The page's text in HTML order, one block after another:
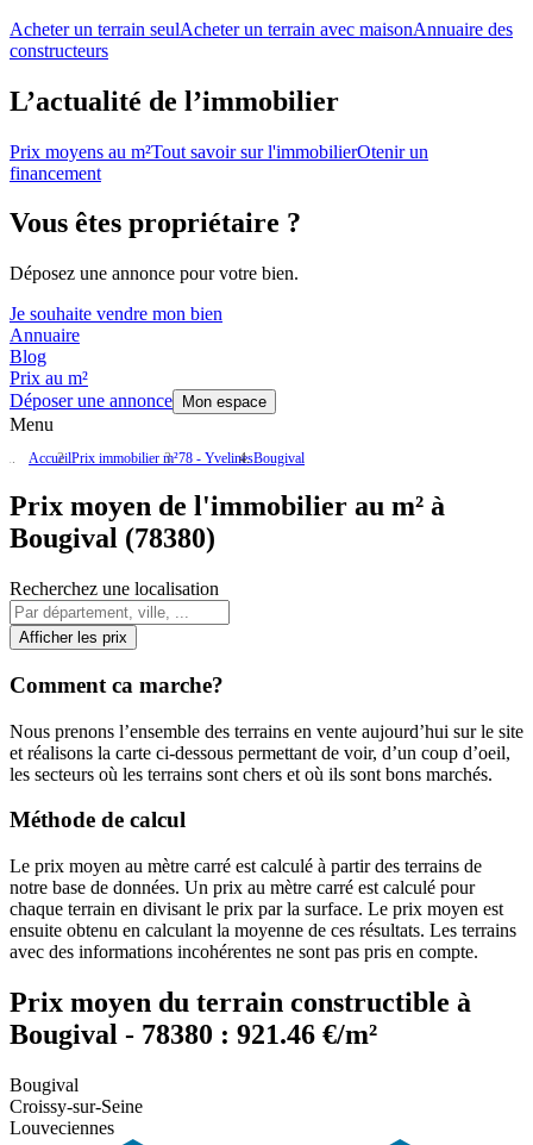
Acheter un terrain seulAcheter un terrain avec maisonAnnuaire des
constructeurs
L’actualité de l’immobilier
Prix moyens au m²Tout savoir sur l'immobilierOtenir un
financement
Vous êtes propriétaire ?
Déposez une annonce pour votre bien.
Je souhaite vendre mon bien
Annuaire
Blog
Prix au m²
Déposer une annonce
Mon espace
Menu
AccueilPrix immobilier m²78 - YvelinesBougival
Prix moyen de l'immobilier au m² à
Bougival (78380)
Recherchez une localisation
Afficher les prix
Comment ca marche?
Nous prenons l’ensemble des terrains en vente aujourd’hui sur le site
et réalisons la carte ci-dessous permettant de voir, d’un coup d’oeil,
les secteurs où les terrains sont chers et où ils sont bons marchés.
Méthode de calcul
Le prix moyen au mètre carré est calculé à partir des terrains de
notre base de données. Un prix au mètre carré est calculé pour
chaque terrain en divisant le prix par la surface. Le prix moyen est
ensuite obtenu en calculant la moyenne de ces résultats. Les terrains
avec des informations incohérentes ne sont pas pris en compte.
Prix moyen du terrain constructible à
Bougival - 78380 : 921.46 €/m²
Bougival
Croissy-sur-Seine
Louveciennes